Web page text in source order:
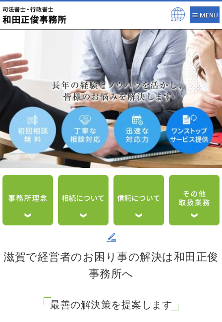
ered
by
滋賀で経営者のお困り事の解決は和田正俊
事務所へ
最善の解決策を提案します